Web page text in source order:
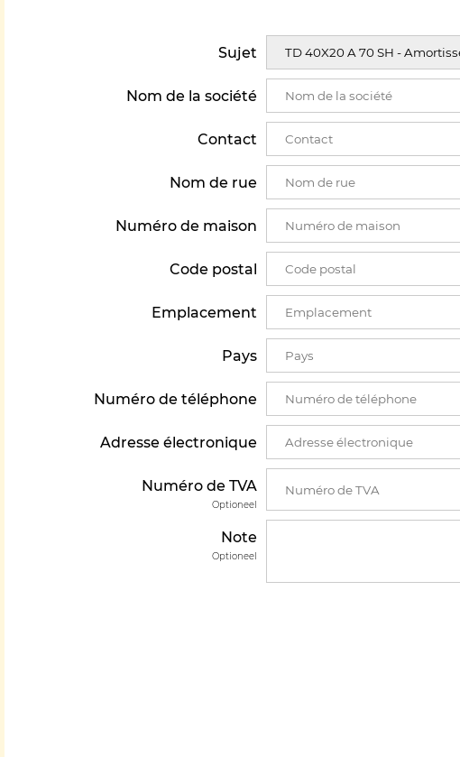
Sujet
Nom de la société
Contact
Nom de rue
Numéro de maison
Code postal
Emplacement
Pays
Numéro de téléphone
Adresse électronique
Numéro de TVA
Optioneel
Note
Optioneel